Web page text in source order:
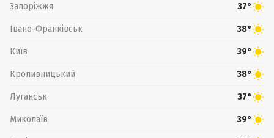
Запоріжжя 37°
Івано-Франківськ 38°
Київ 39°
Кропивницький 38°
Луганськ 37°
Миколаїв 39°